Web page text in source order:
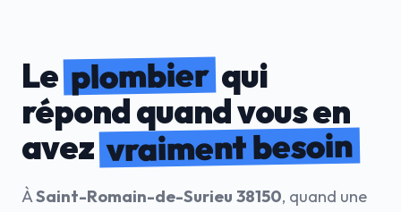
Leplombierqui
répond quand vous en
avezvraiment besoin
ÀSaint-Romain-de-Surieu 38150, quand une